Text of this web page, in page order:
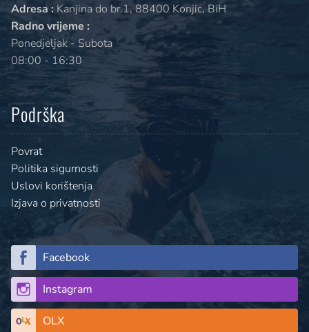
Adresa : Kanjina do br.1, 88400 Konjic, BiH
Radno vrijeme :
Ponedjeljak - Subota
08:00 - 16:30
Podrška
Povrat
Politika sigurnosti
Uslovi korištenja
Izjava o privatnosti
Facebook
Instagram
OLX